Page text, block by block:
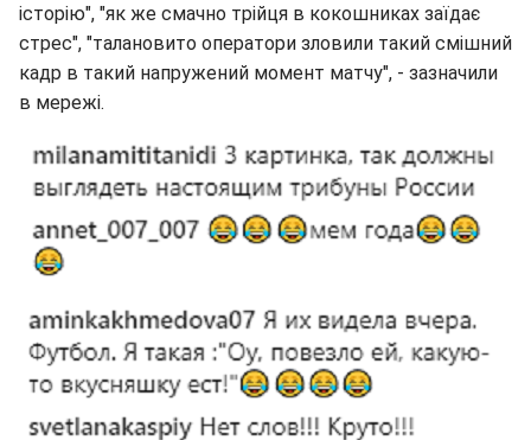
історію", "як же смачно трійця в кокошниках заїдає
стрес", "талановито оператори зловили такий смішний
кадр в такий напружений момент матчу", - зазначили
в мережі.